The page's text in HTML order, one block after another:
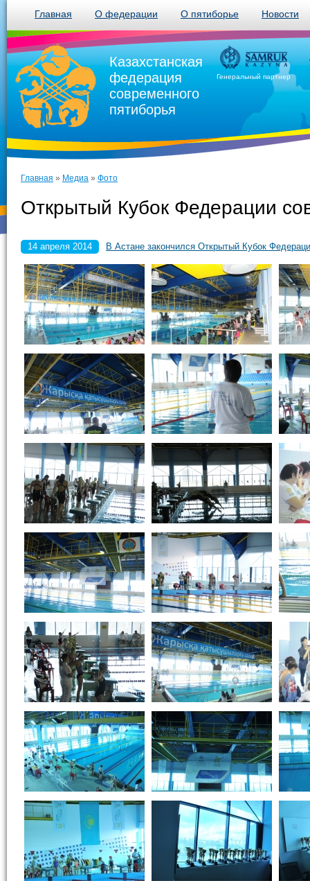
Главная О федерации О пятиборье Новости
Казахстанская
федерация
современного
пятиборья
Генеральный партнер
Главная » Медиа » Фото
Открытый Кубок Федерации
14 апреля 2014 В Астане закончился Открытый Кубок